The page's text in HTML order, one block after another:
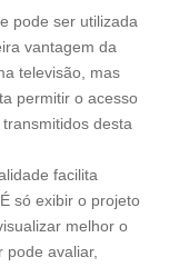
pode ser utilizada
vantagem da
televisão, mas
permitir o acesso
desta
facilita
só exibir o projeto
melhor o
pode avaliar,